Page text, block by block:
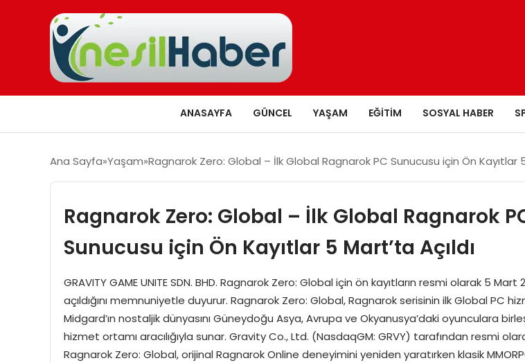
ANASAYFA GÜNCEL YAŞAM EĞITIM SOSYAL HABER
Ana Sayfa Yaşam Ragnarok Zero: Global – İlk Global Ragnarok PC Sunucusu için Ön Kayıtlar 5
Ragnarok Zero: Global – İlk Global Ragnarok
Sunucusu için Ön Kayıtlar 5 Mart’ta Açıldı
GRAVITY GAME UNITE SDN. BHD. Ragnarok Zero: Global için ön kayıtların resmi olarak 5
açıldığını memnuniyetle duyurur. Ragnarok Zero: Global, Ragnarok serisinin ilk Global PC
Midgard’ın nostaljik dünyasını Güneydoğu Asya, Avrupa ve Okyanusya’daki oyunculara
hizmet ortamı aracılığıyla sunar. Gravity Co., Ltd. (NasdaqGM: GRVY) tarafından resmi
Ragnarok Zero: Global, orijinal Ragnarok Online deneyimini yeniden yaratırken klasik